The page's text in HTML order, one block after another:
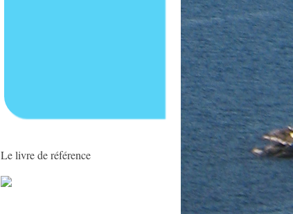
Le livre de référence